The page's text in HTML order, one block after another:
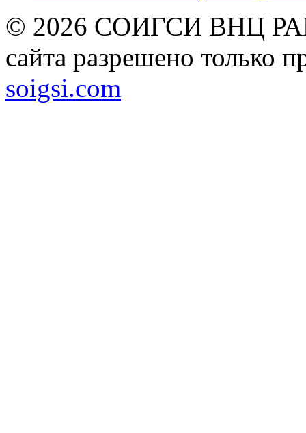
© 2026 СОИГСИ ВНЦ РАН
сайта разрешено только
soigsi.com